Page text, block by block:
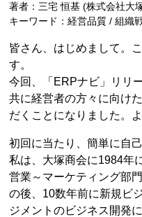
著者：三宅 恒基 (株式会社大
キーワード：経営品質 / 組織
皆さん、はじめまして。
す。
今回、「ERPナビ」リリ
共に経営者の方々に向け
だくことになりました。
初回に当たり、簡単に自
私は、大塚商会に1984年
営業～マーケティング部
の後、10数年前に新規ビ
ジメントのビジネス開発